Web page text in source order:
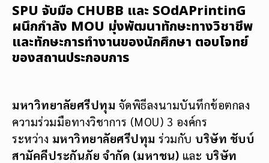
SPU จับมือ CHUBB และ SOdAPrintinG
ผนึกกำลัง MOU มุ่งพัฒนาทักษะทางวิชาชีพ
และทักษะการทำงานของนักศึกษา ตอบโจทย์
ของสถานประกอบการ
มหาวิทยาลัยศรีปทุม จัดพิธีลงนามบันทึกข้อตกลง
ความร่วมมือทางวิชาการ (MOU) 3 องค์กร
ระหว่าง มหาวิทยาลัยศรีปทุม ร่วมกับ​ บริษั​ท ชับบ์
สามัคคี​ประกัน​ภัย จำกัด (มหาชน) ​ และ​ บริษัท​